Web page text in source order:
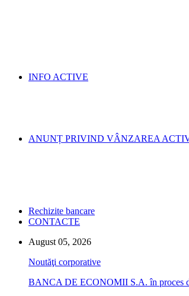
INFO ACTIVE
ANUNȚ PRIVIND VÂNZAREA
Rechizite bancare
CONTACTE
August 05, 2026
Noutăţi corporative
BANCA DE ECONOMII S.A. în proces